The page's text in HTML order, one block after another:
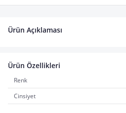
Ürün Açıklaması
Ürün Özellikleri
Renk
Cinsiyet